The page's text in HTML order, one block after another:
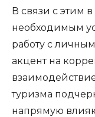
В связи с этим
необходимым
работу с
акцент на
туризма
напрямую